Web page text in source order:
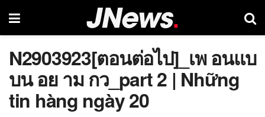
N2903923[ตอนต่อไป]_เพ อนแบ
บน อย าม กว_part 2 | Những
tin hàng ngày 20